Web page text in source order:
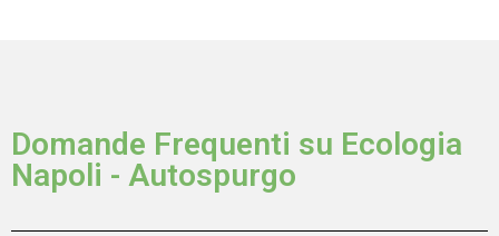
Domande Frequenti su Ecologia
Napoli - Autospurgo